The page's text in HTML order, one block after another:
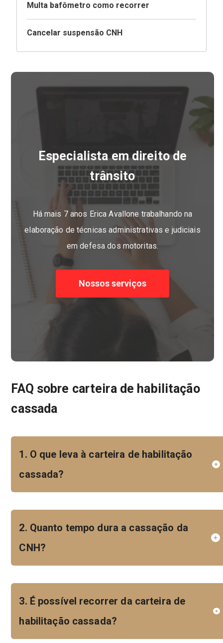
Multa bafômetro como recorrer
Cancelar suspensão CNH
Especialista em direito de
trânsito
Há mais 7 anos Erica Avallone trabalhando na
elaboração de técnicas administrativas e judiciais
em defesa dos motoritas.
Nossos serviços
FAQ sobre carteira de habilitação
cassada
1. O que leva à carteira de habilitação
cassada?
2. Quanto tempo dura a cassação da
CNH?
3. É possível recorrer da carteira de
habilitação cassada?